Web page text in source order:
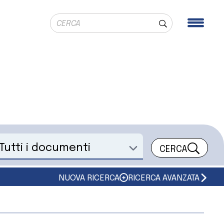
Ricerca globale
Cerca
un documento CERCA
NUOVA RICERCA RICERCA AVANZATA